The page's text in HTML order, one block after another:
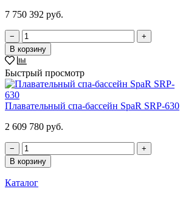
7 750 392 руб.
−
+
В корзину
Быстрый просмотр
Плавательный спа-бассейн SpaR SRP-630
2 609 780 руб.
−
+
В корзину
Каталог